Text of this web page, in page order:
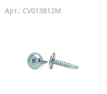
Арт.: CV013812M